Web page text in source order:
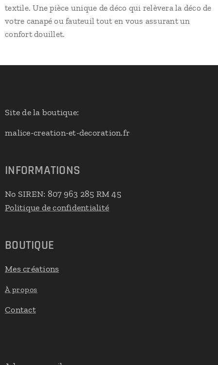
textile. Une pièce unique de déco qui relèvera la déco de
votre canapé ou fauteuil tout en vous assurant un
confort douillet.
Site de la boutique:
malice-creation-et-decoration.fr
INFORMATIONS
No SIREN: 807 963 285 RM 45
Politique de confidentialité
BOUTIQUE
Mes créations
À propos
Contact